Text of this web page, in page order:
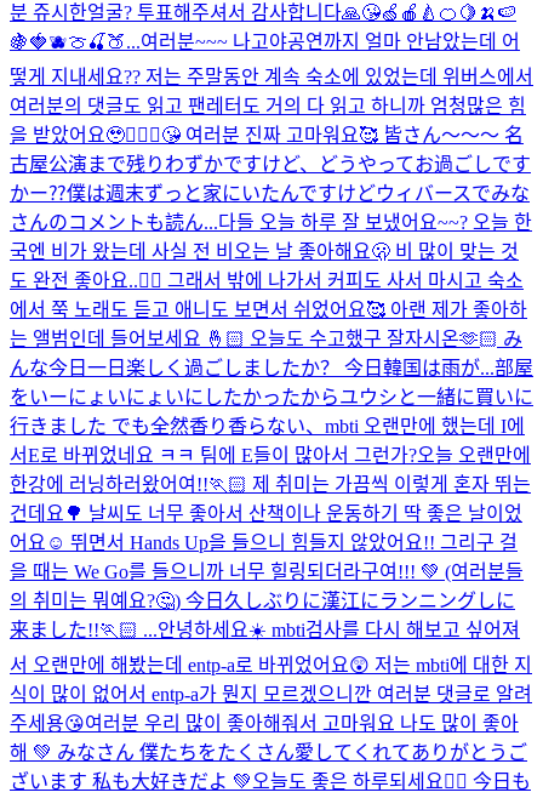
분 쥬시한얼굴? 투표해주셔서 감사합니다🙏😘🍏🍎🍐🍊🍋🍌🍉
🍇🍓🫐🍈🍒🍑...여러분~~~ 나고야공연까지 얼마 안남았는데 어
떻게 지내세요?? 저는 주말동안 계속 숙소에 있었는데 위버스에서
여러분의 댓글도 읽고 팬레터도 거의 다 읽고 하니까 엄청많은 힘
을 받았어요🥹🙇🏻‍♂️😘 여러분 진짜 고마워요🥰 皆さん〜〜〜 名
古屋公演まで残りわずかですけど、どうやってお過ごしです
かー⁇僕は週末ずっと家にいたんですけどウィバースでみな
さんのコメントも読ん...다들 오늘 하루 잘 보냈어요~~? 오늘 한
국엔 비가 왔는데 사실 전 비오는 날 좋아해요🫢 비 많이 맞는 것
도 완전 좋아요..😶‍🌫️ 그래서 밖에 나가서 커피도 사서 마시고 숙소
에서 쭉 노래도 듣고 애니도 보면서 쉬었어요🥰 아랜 제가 좋아하
는 앨범인데 들어보세요 🤞🏻 오늘도 수고했구 잘자시온🫶🏻 み
んな今日一日楽しく過ごしましたか？ 今日韓国は雨が...部屋
をいーにょいにょいにしたかったからユウシと一緒に買いに
行きました でも全然香り香らない、 mbti 오랜만에 했는데 I에
서E로 바뀌었네요 ㅋㅋ 팀에 E들이 많아서 그런가?오늘 오랜만에
한강에 러닝하러왔어여!!🏃🏻 제 취미는 가끔씩 이렇게 혼자 뛰는
건데요🌳 날씨도 너무 좋아서 산책이나 운동하기 딱 좋은 날이었
어요☺️ 뛰면서 Hands Up을 들으니 힘들지 않았어요!! 그리구 걸
을 때는 We Go를 들으니까 너무 힐링되더라구여!!! 💚 (여러분들
의 취미는 뭐예요?🤔) 今日久しぶりに漢江にランニングしに
来ました!!🏃🏻 ...안녕하세요☀️ mbti검사를 다시 해보고 싶어져
서 오랜만에 해봤는데 entp-a로 바뀌었어요😲 저는 mbti에 대한 지
식이 많이 없어서 entp-a가 뭔지 모르겠으니깐 여러분 댓글로 알려
주세용😘여러분 우리 많이 좋아해줘서 고마워요 나도 많이 좋아
해 💚 みなさん 僕たちをたくさん愛してくれてありがとうご
ざいます 私も大好きだよ 💚 오늘도 좋은 하루되세요🙆‍♀️ 今日も